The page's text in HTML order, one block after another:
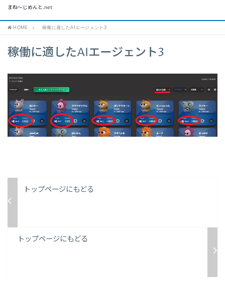
まね～じめんと.net
HOME 稼働に適したAIエージェント3
稼働に適したAIエージェント3
トップページにもどる
トップページにもどる